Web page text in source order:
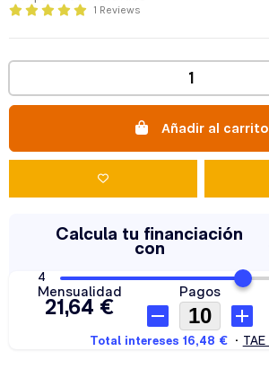
1 Reviews
Añadir al carrito